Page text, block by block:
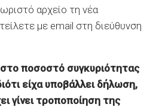
αρχείο τη νέα
με email στη διεύθυνση
ποσοστό συγκυριότητας
είχα υποβάλλει δήλωση,
γίνει τροποποίηση της